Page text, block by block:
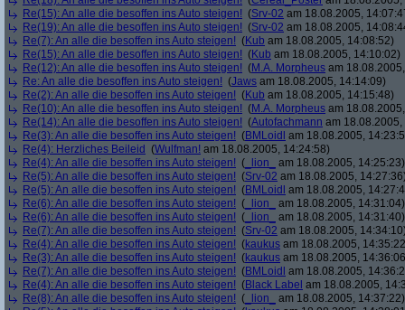
Re(15): An alle die besoffen ins Auto steigen! (Srv-02 am 18.08.2005,
Re(19): An alle die besoffen ins Auto steigen! (Srv-02 am 18.08.2005,
Re(7): An alle die besoffen ins Auto steigen! (Kub am 18.08.2005, 14:08:52)
Re(15): An alle die besoffen ins Auto steigen! (Kub am 18.08.2005, 14:10:02)
Re(12): An alle die besoffen ins Auto steigen! (M.A. Morpheus am
Re: An alle die besoffen ins Auto steigen! (Jaws am 18.08.2005, 14:14:09)
Re(2): An alle die besoffen ins Auto steigen! (Kub am 18.08.2005, 14:15:48)
Re(10): An alle die besoffen ins Auto steigen! (M.A. Morpheus am
Re(14): An alle die besoffen ins Auto steigen! (Autofachmann am
Re(3): An alle die besoffen ins Auto steigen! (BMLoidl am 18.08.2005,
Re(4): Herzliches Beileid (Wulfman! am 18.08.2005, 14:24:58)
Re(4): An alle die besoffen ins Auto steigen! ( _lion_
am 18.08.2005, 14:25:23)
Re(5): An alle die besoffen ins Auto steigen! (Srv-02 am 18.08.2005,
Re(5): An alle die besoffen ins Auto steigen! (BMLoidl am 18.08.2005,
Re(6): An alle die besoffen ins Auto steigen! ( _lion_
am 18.08.2005, 14:31:04)
Re(6): An alle die besoffen ins Auto steigen! ( _lion_
am 18.08.2005, 14:31:40)
Re(7): An alle die besoffen ins Auto steigen! (Srv-02 am 18.08.2005,
Re(4): An alle die besoffen ins Auto steigen! (kaukus am 18.08.2005,
Re(3): An alle die besoffen ins Auto steigen! (kaukus am 18.08.2005,
Re(7): An alle die besoffen ins Auto steigen! (BMLoidl am 18.08.2005,
Re(4): An alle die besoffen ins Auto steigen! (Black Label am 18.08.2005,
Re(8): An alle die besoffen ins Auto steigen! ( _lion_
am 18.08.2005, 14:37:22)